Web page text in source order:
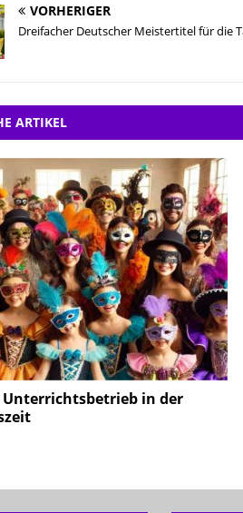
VORHERIGER
Dreifacher Deutscher Meistertitel für die
ARTIKEL
Unterrichtsbetrieb in der